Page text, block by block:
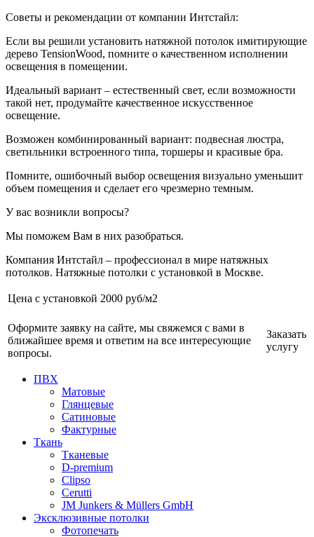
Советы и рекомендации от компании Интстайл:
Если вы решили установить натяжной потолок имитирующие
дерево TensionWood, помните о качественном исполнении
освещения в помещении.
Идеальный вариант – естественный свет, если возможности
такой нет, продумайте качественное искусственное
освещение.
Возможен комбинированный вариант: подвесная люстра,
светильники встроенного типа, торшеры и красивые бра.
Помните, ошибочный выбор освещения визуально уменьшит
объем помещения и сделает его чрезмерно темным.
У вас возникли вопросы?
Мы поможем Вам в них разобраться.
Компания Интстайл – профессионал в мире натяжных
потолков. Натяжные потолки с установкой в Москве.
Цена с установкой 2000 руб/м2
Оформите заявку на сайте, мы свяжемся с вами в
ближайшее время и ответим на все интересующие
вопросы.
Заказать
услугу
ПВХ
Матовые
Глянцевые
Сатиновые
Фактурные
Ткань
Тканевые
D-premium
Clipso
Cerutti
JM Junkers & Müllers GmbH
Эксклюзивные потолки
Фотопечать